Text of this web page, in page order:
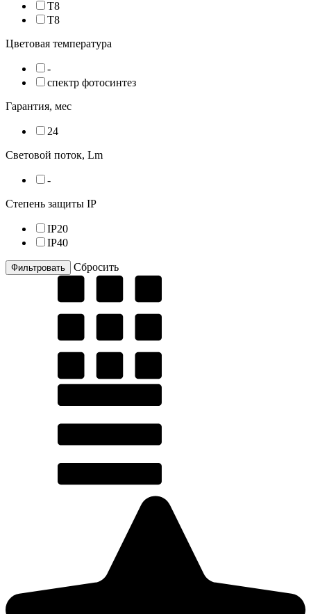
T8
Т8
Цветовая температура
-
спектр фотосинтез
Гарантия, мес
24
Световой поток, Lm
-
Степень защиты IP
IP20
IP40
Cбросить